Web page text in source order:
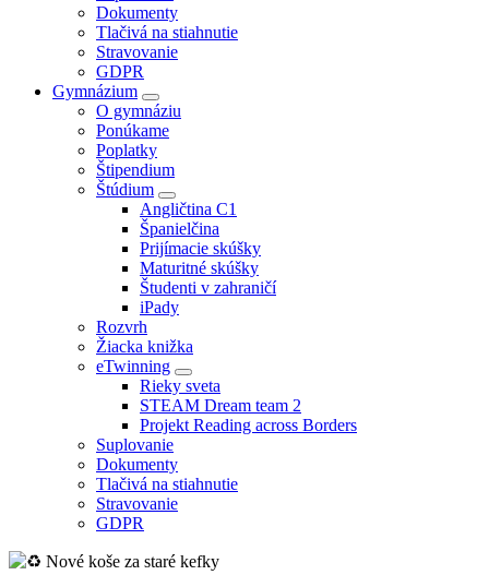
Dokumenty
Tlačivá na stiahnutie
Stravovanie
GDPR
Gymnázium
O gymnáziu
Ponúkame
Poplatky
Štipendium
Štúdium
Angličtina C1
Španielčina
Prijímacie skúšky
Maturitné skúšky
Študenti v zahraničí
iPady
Rozvrh
Žiacka knižka
eTwinning
Rieky sveta
STEAM Dream team 2
Projekt Reading across Borders
Suplovanie
Dokumenty
Tlačivá na stiahnutie
Stravovanie
GDPR